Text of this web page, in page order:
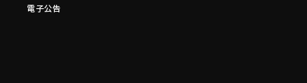
電子公告